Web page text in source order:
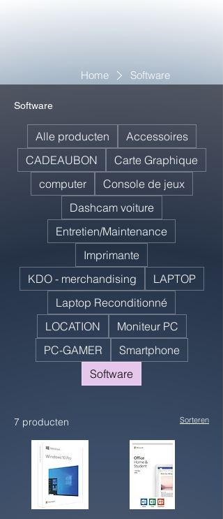
Home Software
Software
Alle producten
Accessoires
CADEAUBON
Carte Graphique
computer
Console de jeux
Dashcam voiture
Entretien/Maintenance
Imprimante
KDO - merchandising
LAPTOP
Laptop Reconditionné
LOCATION
Moniteur PC
PC-GAMER
Smartphone
Software
7 producten Sorteren